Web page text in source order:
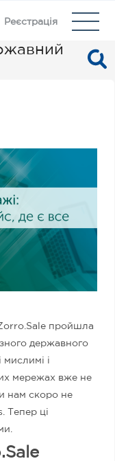
Реєстрація
пройшла
державного
і
мережах вже не
нам скоро не
Тепер ці